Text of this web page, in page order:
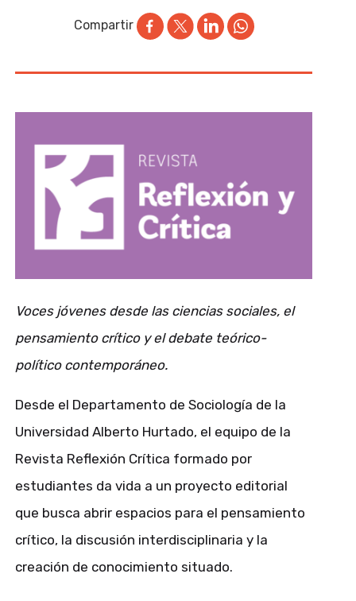
Compartir
Voces jóvenes desde las ciencias sociales, el
pensamiento crítico y el debate teórico-
político contemporáneo.
Desde el Departamento de Sociología de la
Universidad Alberto Hurtado, el equipo de la
Revista Reflexión Crítica formado por
estudiantes da vida a un proyecto editorial
que busca abrir espacios para el pensamiento
crítico, la discusión interdisciplinaria y la
creación de conocimiento situado.